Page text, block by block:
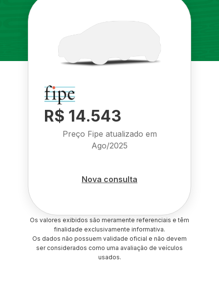
R$ 14.543
Preço Fipe atualizado em
Ago/2025
Nova consulta
Os valores exibidos são meramente referenciais e têm
finalidade exclusivamente informativa.
Os dados não possuem validade oficial e não devem
ser considerados como uma avaliação de veículos
usados.